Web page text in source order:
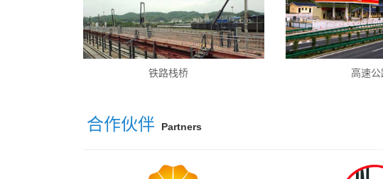
铁路栈桥 高速公
合作伙伴 Partners